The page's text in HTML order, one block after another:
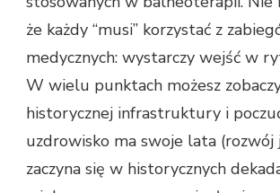
że każdy “musi” korzystać z
medycznych: wystarczy wejść w
W wielu punktach możesz
historycznej infrastruktury i
uzdrowisko ma swoje lata (rozwój
zaczyna się w historycznych